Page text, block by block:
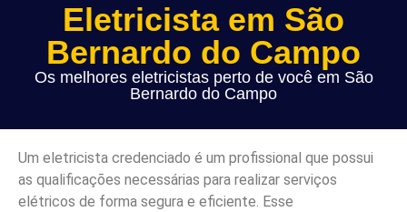
Eletricista em São
Bernardo do Campo
Os melhores eletricistas perto de você em São
Bernardo do Campo
Um eletricista credenciado é um profissional que possui
as qualificações necessárias para realizar serviços
elétricos de forma segura e eficiente. Esse